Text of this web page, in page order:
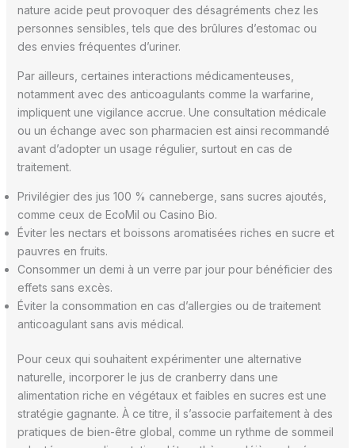
nature acide peut provoquer des désagréments chez les
personnes sensibles, tels que des brûlures d’estomac ou
des envies fréquentes d’uriner.
Par ailleurs, certaines interactions médicamenteuses,
notamment avec des anticoagulants comme la warfarine,
impliquent une vigilance accrue. Une consultation médicale
ou un échange avec son pharmacien est ainsi recommandé
avant d’adopter un usage régulier, surtout en cas de
traitement.
Privilégier des jus 100 % canneberge, sans sucres ajoutés,
comme ceux de EcoMil ou Casino Bio.
Éviter les nectars et boissons aromatisées riches en sucre et
pauvres en fruits.
Consommer un demi à un verre par jour pour bénéficier des
effets sans excès.
Éviter la consommation en cas d’allergies ou de traitement
anticoagulant sans avis médical.
Pour ceux qui souhaitent expérimenter une alternative
naturelle, incorporer le jus de cranberry dans une
alimentation riche en végétaux et faibles en sucres est une
stratégie gagnante. À ce titre, il s’associe parfaitement à des
pratiques de bien-être global, comme un rythme de sommeil